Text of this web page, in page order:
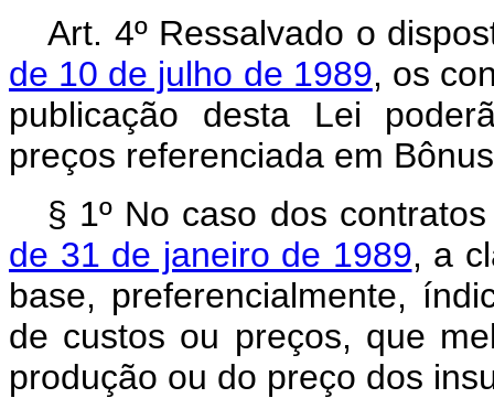
Art. 4º Ressalvado o
de 10 de julho de 1989, os
publicação desta Lei
preços referenciada em
§ 1º No caso dos
de 31 de janeiro de 1989, a
base, preferencialmente,
de custos ou preços, que
produção ou do preço dos